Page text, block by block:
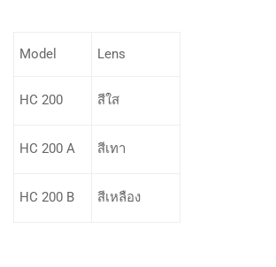
Model Lens
HC 200 สีใส
HC 200 A สีเทา
HC 200 B สีเหลือง